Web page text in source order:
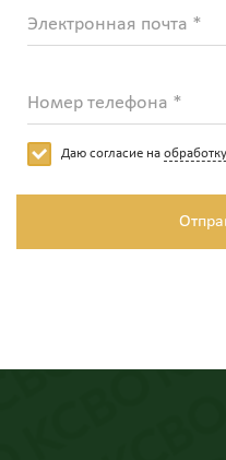
Электронная почта *
Номер телефона *
Даю согласие на